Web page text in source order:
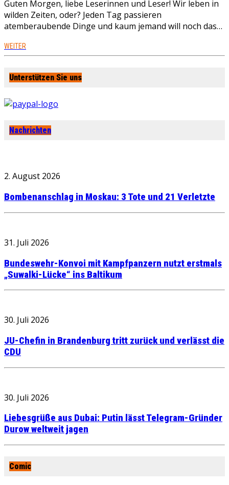
Guten Morgen, liebe Leserinnen und Leser! Wir leben in
wilden Zeiten, oder? Jeden Tag passieren
atemberaubende Dinge und kaum jemand will noch das…
WEITER
Unterstützen Sie uns
Nachrichten
2. August 2026
Bombenanschlag in Moskau: 3 Tote und 21 Verletzte
31. Juli 2026
Bundeswehr-Konvoi mit Kampfpanzern nutzt erstmals
„Suwalki-Lücke“ ins Baltikum
30. Juli 2026
JU-Chefin in Brandenburg tritt zurück und verlässt die
CDU
30. Juli 2026
Liebesgrüße aus Dubai: Putin lässt Telegram-Gründer
Durow weltweit jagen
Comic